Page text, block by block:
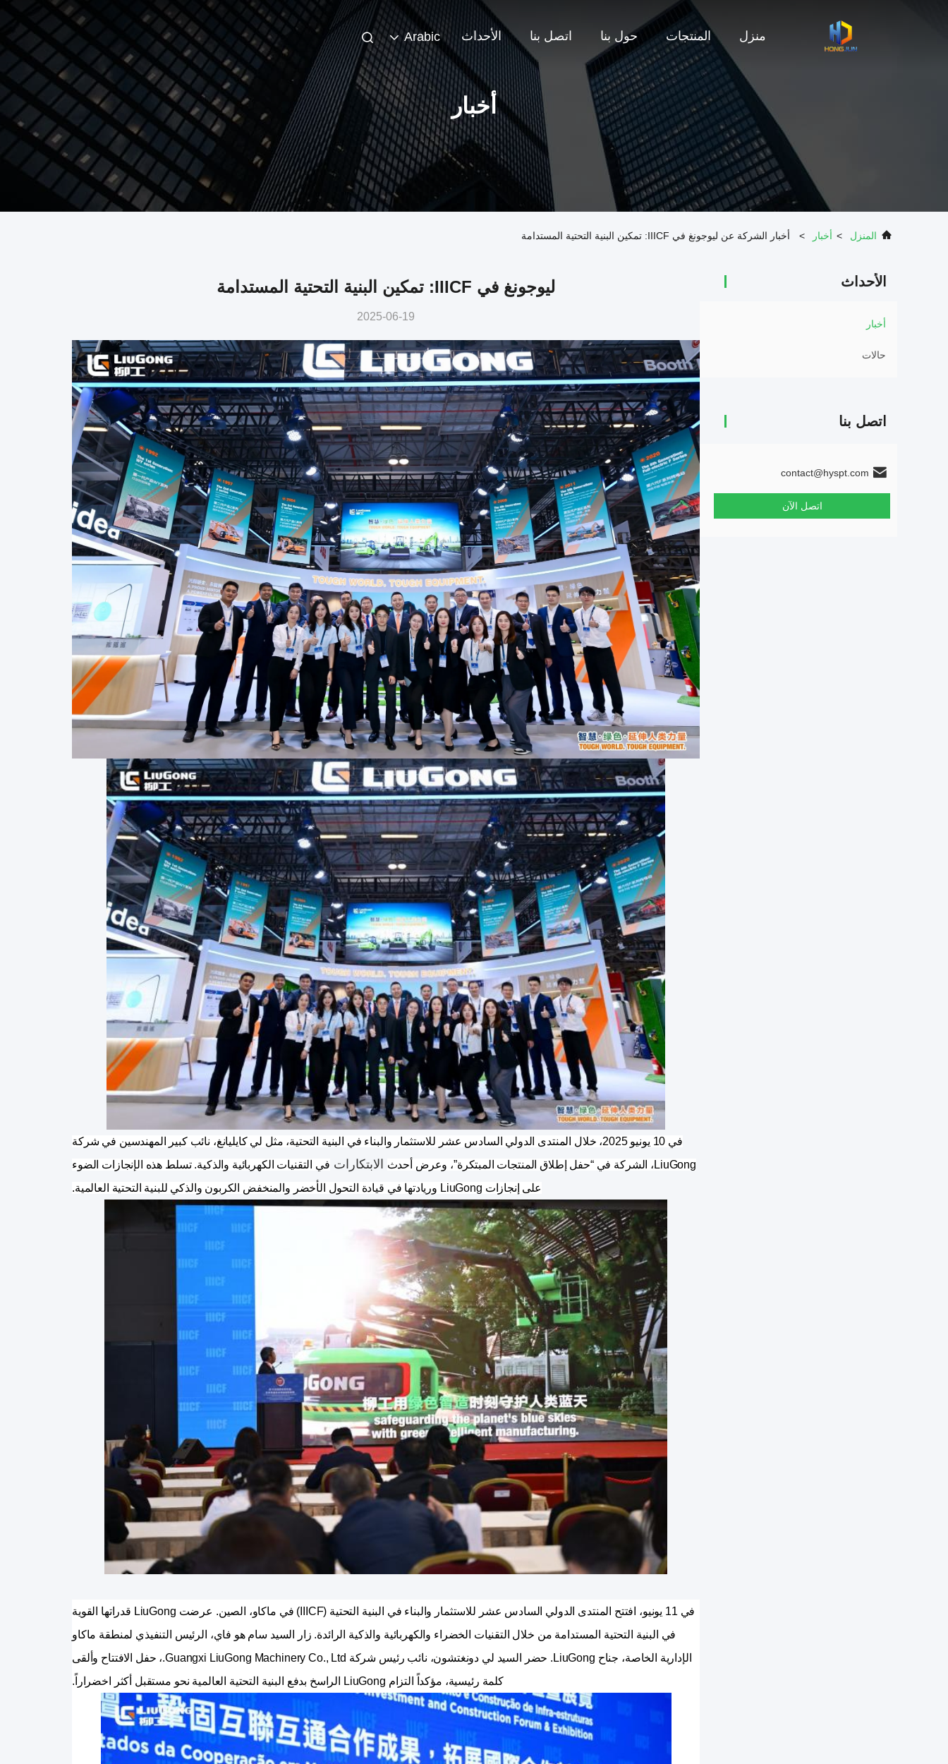
منزل المنتجات حول بنا اتصل بنا الأحداث Arabic
أخبار
المنزل > أخبار > أخبار الشركة عن ليوجونغ في IIICF: تمكين البنية التحتية المستدامة
الأحداث
أخبار
حالات
اتصل بنا
contact@hyspt.com
اتصل الآن
ليوجونغ في IIICF: تمكين البنية التحتية المستدامة
2025-06-19
في 10 يونيو 2025، خلال المنتدى الدولي السادس عشر للاستثمار والبناء في البنية التحتية، مثل لي كايليانغ، نائب كبير المهندسين في شركة
LiuGong، الشركة في “حفل إطلاق المنتجات المبتكرة”، وعرض أحدث
الابتكارات في التقنيات الكهربائية والذكية. تسلط هذه الإنجازات الضوء
على إنجازات LiuGong وريادتها في قيادة التحول الأخضر والمنخفض الكربون والذكي للبنية التحتية العالمية.
في
11 يونيو، افتتح المنتدى الدولي السادس عشر للاستثمار والبناء في البنية التحتية (IIICF) في ماكاو، الصين. عرضت LiuGong قدراتها القوية
في البنية التحتية المستدامة من خلال التقنيات الخضراء والكهربائية والذكية الرائدة. زار السيد سام هو فاي، الرئيس التنفيذي لمنطقة ماكاو
الإدارية الخاصة، جناح LiuGong. حضر السيد لي دونغتشون، نائب رئيس شركة Guangxi LiuGong Machinery Co., Ltd.، حفل الافتتاح وألقى
كلمة رئيسية، مؤكداً التزام LiuGong الراسخ بدفع البنية التحتية العالمية نحو مستقبل أكثر اخضراراً.